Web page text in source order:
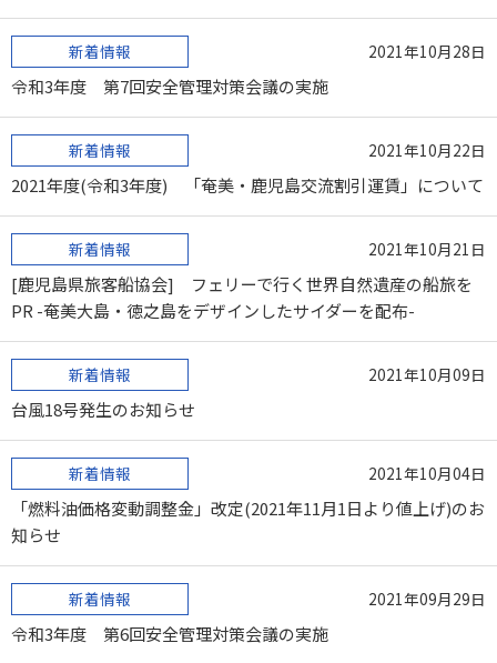
新着情報 2021年10月28日
令和3年度 第7回安全管理対策会議の実施
新着情報 2021年10月22日
2021年度(令和3年度) 「奄美・鹿児島交流割引運賃」について
新着情報 2021年10月21日
[鹿児島県旅客船協会] フェリーで行く世界自然遺産の船旅を
PR -奄美大島・徳之島をデザインしたサイダーを配布-
新着情報 2021年10月09日
台風18号発生のお知らせ
新着情報 2021年10月04日
「燃料油価格変動調整金」改定(2021年11月1日より値上げ)のお
知らせ
新着情報 2021年09月29日
令和3年度 第6回安全管理対策会議の実施